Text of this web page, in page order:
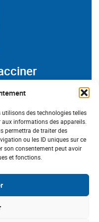
utilisons des technologies telles
informations des appareils.
permettra de traiter des
ou les ID uniques sur ce
son consentement peut avoir
et fonctions.
contre les HPV
16 ans, contre 28
encore loin de
pas encore de
n’est
la couverture
actuellement.
Elle